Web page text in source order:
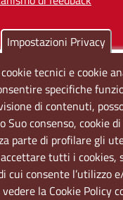
Napoli NA
80143 Napoli NA
Impostazioni Privacy
tecnici e cookie
specifiche
di contenuti,
Suo consenso, cookie
parte di profilare gli
tutti i cookies,
cui consente l’utilizzo
la Cookie Policy